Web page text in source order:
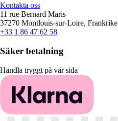
Kontakta oss
11 rue Bernard Maris
37270 Montlouis-sur-Loire, Frankrike
+33 1 86 47 62 58
Säker betalning
Handla tryggt på vår sida